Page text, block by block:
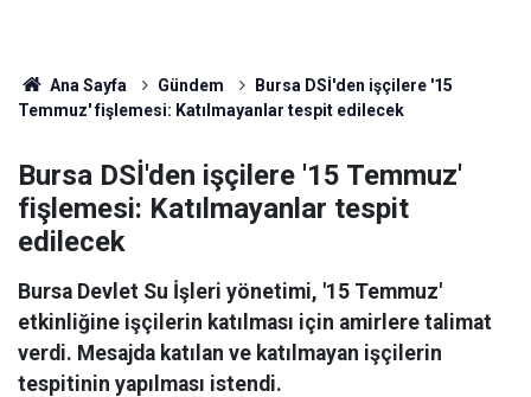
Ana Sayfa Gündem
Bursa DSİ'den işçilere '15
Temmuz' fişlemesi: Katılmayanlar tespit edilecek
Bursa DSİ'den işçilere '15 Temmuz'
fişlemesi: Katılmayanlar tespit
edilecek
Bursa Devlet Su İşleri yönetimi, '15 Temmuz'
etkinliğine işçilerin katılması için amirlere talimat
verdi. Mesajda katılan ve katılmayan işçilerin
tespitinin yapılması istendi.